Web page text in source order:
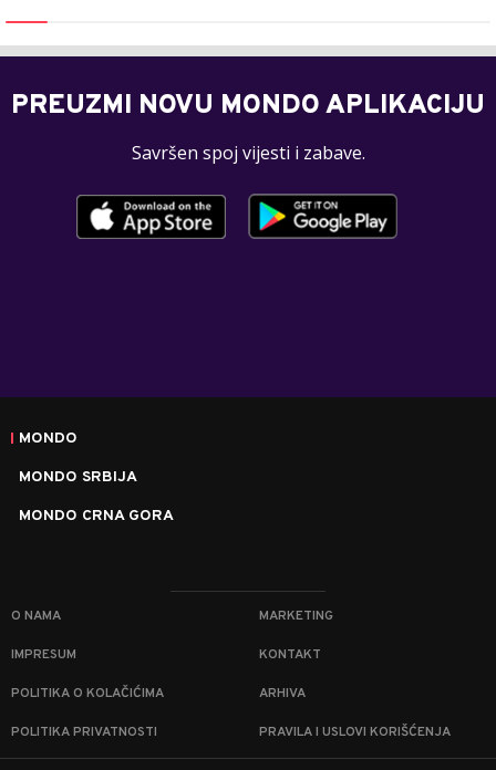
PREUZMI NOVU MONDO APLIKACIJU
Savršen spoj vijesti i zabave.
MONDO
MONDO SRBIJA
MONDO CRNA GORA
O NAMA MARKETING
IMPRESUM KONTAKT
POLITIKA O KOLAČIĆIMA ARHIVA
POLITIKA PRIVATNOSTI PRAVILA I USLOVI KORIŠĆENJA